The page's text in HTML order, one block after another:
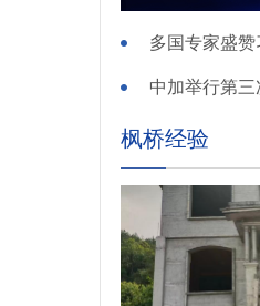
枫桥经验